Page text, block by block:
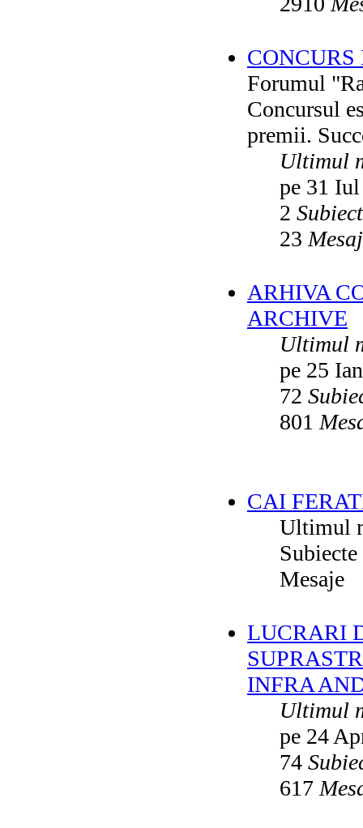
Forumul
Concursul
premii.
Ultimul
pe 31
2
23
ARHIVA
ARCHIVE
Ultimul
pe 25
72
801
CAI
Ultimul
Subiecte
Mesaje
LUCRARI
INFRA
Ultimul
pe 24
74
617